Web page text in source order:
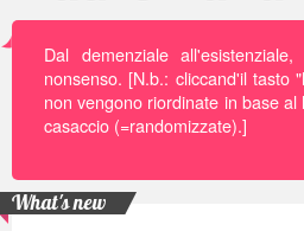
Dal demenziale
nonsenso. [N.b.: cliccand'il tasto
non vengono riordinate in base
casaccio (=randomizzate).]
What's new